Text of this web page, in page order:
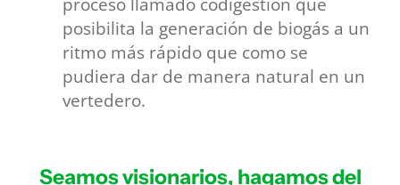
proceso llamado codigestión que
posibilita la generación de biogás a un
ritmo más rápido que como se
pudiera dar de manera natural en un
vertedero.
Seamos visionarios, hagamos del